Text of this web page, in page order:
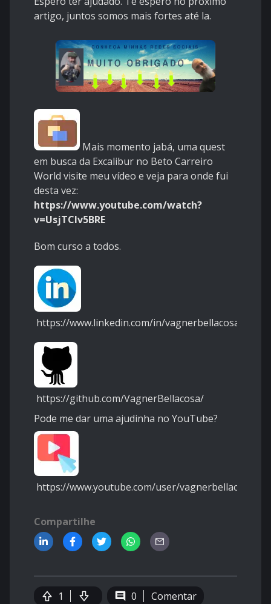
artigo, juntos somos mais fortes até la.
Mais momento jabá, uma quest
em busca da Excalibur no Beto Carreiro
World visite meu vídeo e veja para onde fui
desta vez:
https://www.youtube.com/watch?
v=UsjTClv5BRE
Bom curso a todos.
https://www.linkedin.com/in/vagnerbellacosa/
https://github.com/VagnerBellacosa/
Pode me dar uma ajudinha no YouTube?
https://www.youtube.com/user/vagnerbellacosa
Compartilhe
1 0 Comentar